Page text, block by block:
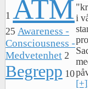
i
1 ATM
25 Awareness -
Consciousness -
Medvetenhet 2
Begrepp 10